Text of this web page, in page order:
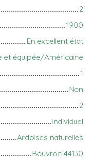
2
1900
En excellent état
et équipée/Américaine
1
Non
2
Individuel
Ardoises naturelles
Bouvron 44130